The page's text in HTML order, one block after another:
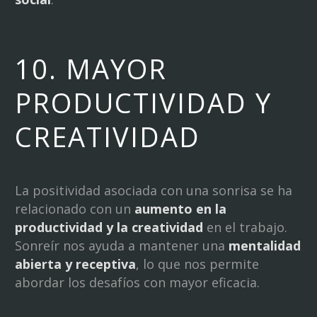
10. MAYOR
PRODUCTIVIDAD Y
CREATIVIDAD
La positividad asociada con una sonrisa se ha
relacionado con un aumento en la
productividad y la creatividad en el trabajo.
Sonreír nos ayuda a mantener una mentalidad
abierta y receptiva, lo que nos permite
abordar los desafíos con mayor eficacia.